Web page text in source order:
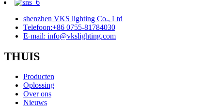
shenzhen VKS lighting Co., Ltd
Telefoon:+86 0755-81784030
E-mail: info@vkslighting.com
THUIS
Producten
Oplossing
Over ons
Nieuws